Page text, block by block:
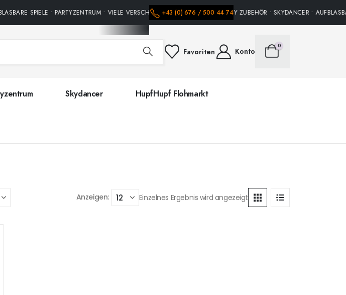
SPIELE • PARTYZENTRUM • VIELE VERSCHIEDENE HÜPFBURGEN • PARTY ZUBEHÖR • SKYDANCER •
+43 (0) 676 / 500 44 74
Favoriten Konto
0
Skydancer HupfHupf Flohmarkt
Anzeigen: Einzelnes Ergebnis wird angezeigt